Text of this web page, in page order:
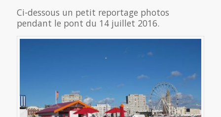
Ci-dessous un petit reportage photos
pendant le pont du 14 juillet 2016.